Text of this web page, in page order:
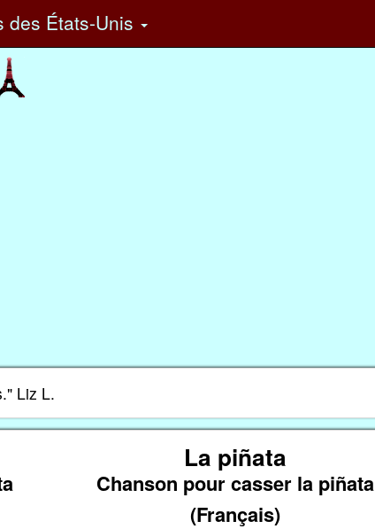
des États-Unis
Liz L.
La piñata
Chanson pour casser la piñata
(Français)